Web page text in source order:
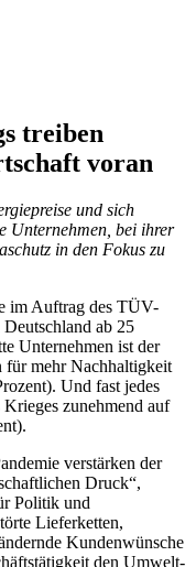
treiben
voran
und sich
Unternehmen, bei ihrer
in den Fokus zu
im Auftrag des TÜV-
ab 25
Unternehmen ist der
für mehr Nachhaltigkeit
Und fast jedes
zunehmend auf
verstärken der
Druck“,
Politik und
Lieferketten,
Kundenwünsche
den Umwelt-